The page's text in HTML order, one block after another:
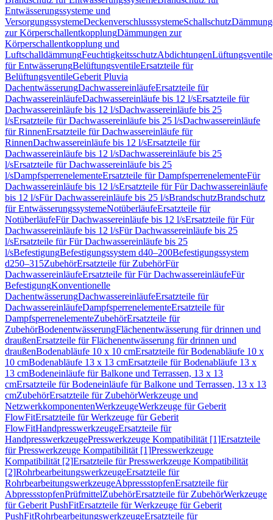
Entwässerungssysteme und
VersorgungssystemeDeckenverschlusssystemeSchallschutz
zur KörperschallentkopplungDämmungen zur
Körperschallentkopplung und
LuftschalldämmungFeuchtigkeitsschutzAbdichtungenLüftungsventile
für EntwässerungBelüftungsventileErsatzteile für
BelüftungsventileGeberit Pluvia
DachentwässerungDachwassereinläufeErsatzteile für
DachwassereinläufeDachwassereinläufe bis 12 l/sErsatzteile für
Dachwassereinläufe bis 12 l/sDachwassereinläufe bis 25
l/sErsatzteile für Dachwassereinläufe bis 25 l/sDachwassereinläufe
für RinnenErsatzteile für Dachwassereinläufe für
RinnenDachwassereinläufe bis 12 l/sErsatzteile für
Dachwassereinläufe bis 12 l/sDachwassereinläufe bis 25
l/sErsatzteile für Dachwassereinläufe bis 25
l/sDampfsperrenelementeErsatzteile für DampfsperrenelementeFür
Dachwassereinläufe bis 12 l/sErsatzteile für Für Dachwassereinläufe
bis 12 l/sFür Dachwassereinläufe bis 25 l/sBrandschutzBrandschutz
für EntwässerungssystemeNotüberläufeErsatzteile für
NotüberläufeFür Dachwassereinläufe bis 12 l/sErsatzteile für Für
Dachwassereinläufe bis 12 l/sFür Dachwassereinläufe bis 25
l/sErsatzteile für Für Dachwassereinläufe bis 25
l/sBefestigungBefestigungssystem d40–200Befestigungssystem
d250–315ZubehörErsatzteile für ZubehörFür
DachwassereinläufeErsatzteile für Für DachwassereinläufeFür
BefestigungKonventionelle
DachentwässerungDachwassereinläufeErsatzteile für
DachwassereinläufeDampfsperrenelementeErsatzteile für
DampfsperrenelementeZubehörErsatzteile für
ZubehörBodenentwässerungFlächenentwässerung für drinnen und
draußenErsatzteile für Flächenentwässerung für drinnen und
draußenBodenabläufe 10 x 10 cmErsatzteile für Bodenabläufe 10 x
10 cmBodenabläufe 13 x 13 cmErsatzteile für Bodenabläufe 13 x
13 cmBodeneinläufe für Balkone und Terrassen, 13 x 13
cmErsatzteile für Bodeneinläufe für Balkone und Terrassen, 13 x 13
cmZubehörErsatzteile für ZubehörWerkzeuge und
NetzwerkkomponentenWerkzeugeWerkzeuge für Geberit
FlowFitErsatzteile für Werkzeuge für Geberit
FlowFitHandpresswerkzeugeErsatzteile für
HandpresswerkzeugePresswerkzeuge Kompatibilität [1]Ersatzteile
für Presswerkzeuge Kompatibilität [1]Presswerkzeuge
Kompatibilität [2]Ersatzteile für Presswerkzeuge Kompatibilität
[2]RohrbearbeitungswerkzeugeErsatzteile für
RohrbearbeitungswerkzeugeAbpressstopfenErsatzteile für
AbpressstopfenPrüfmittelZubehörErsatzteile für ZubehörWerkzeuge
für Geberit PushFitErsatzteile für Werkzeuge für Geberit
PushFitRohrbearbeitungswerkzeugeErsatzteile für